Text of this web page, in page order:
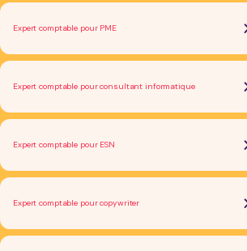
Expert comptable pour PME
Expert comptable pour consultant informatique
Expert comptable pour ESN
Expert comptable pour copywriter